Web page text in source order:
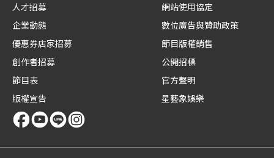
人才招募
企業動態
優惠券店家招募
創作者招募
節目表
版權宣告
網站使用協定
數位廣告與贊助政策
節目版權銷售
公開招標
官方聲明
星藝象娛樂